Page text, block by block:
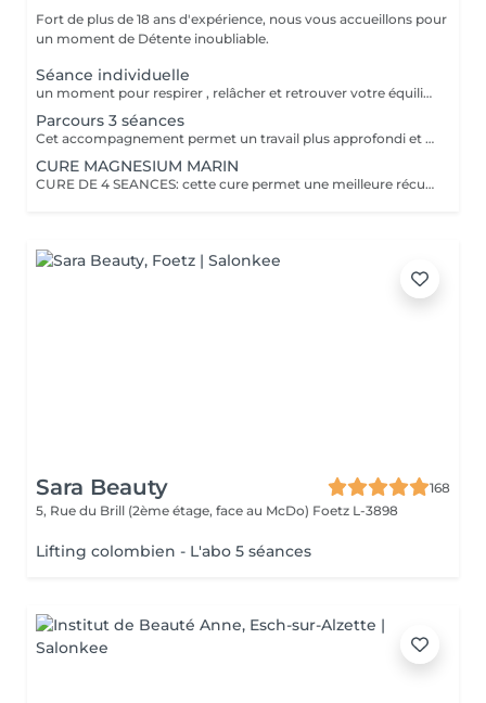
Fort de plus de 18 ans d'expérience, nous vous accueillons pour
un moment de Détente inoubliable.
Séance individuelle
un moment pour respirer , relâcher et retrouver votre équilibre émotionnel , une vrai parenthèse pour vous reconnecter à vous-même.
Parcours 3 séances
Cet accompagnement permet un travail plus approfondi et personnalisé dans la continuité
CURE MAGNESIUM MARIN
CURE DE 4 SEANCES: cette cure permet une meilleure récupération sportive, une diminution de la fatigue et l'anxiété. Plus efficace qu'un apport par voie orale, le corps se recharge en magnésium. La cure est recommandée aux personnes souffrant de sommeil difficile, de stress et de fatigue. Convient aux femmes enceintes
Sara Beauty
168
5, Rue du Brill (2ème étage, face au McDo) Foetz L-3898
Lifting colombien - L'abo 5 séances